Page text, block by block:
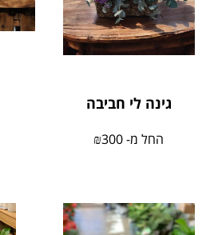
גינה לי חביבה
החל מ- ₪300